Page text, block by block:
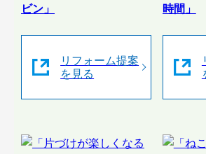
ビン」
リフォーム提案
を見る
時間」